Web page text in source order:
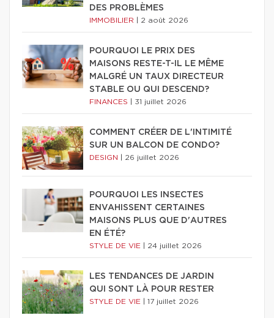
DES PROBLÈMES
IMMOBILIER 2 août 2026
POURQUOI LE PRIX DES
MAISONS RESTE-T-IL LE MÊME
MALGRÉ UN TAUX DIRECTEUR
STABLE OU QUI DESCEND?
FINANCES 31 juillet 2026
COMMENT CRÉER DE L'INTIMITÉ
SUR UN BALCON DE CONDO?
DESIGN 26 juillet 2026
POURQUOI LES INSECTES
ENVAHISSENT CERTAINES
MAISONS PLUS QUE D'AUTRES
EN ÉTÉ?
STYLE DE VIE 24 juillet 2026
LES TENDANCES DE JARDIN
QUI SONT LÀ POUR RESTER
STYLE DE VIE 17 juillet 2026